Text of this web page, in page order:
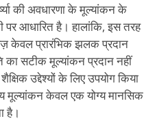
की अवधारणा के मूल्यांकन के
पर आधारित है। हालांकि, इस तरह
केवल प्रारंभिक झलक प्रदान
सटीक मूल्यांकन प्रदान नहीं
उद्देश्यों के लिए उपयोग किया
मूल्यांकन केवल एक योग्य मानसिक
है।